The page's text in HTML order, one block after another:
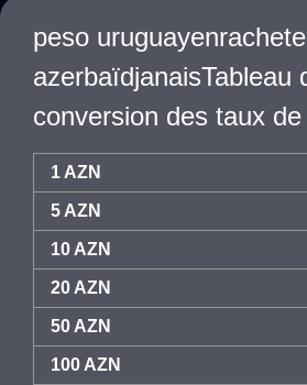
peso
azerbaïdjanaisTableau
conversion des taux
1 AZN
5 AZN
10 AZN
20 AZN
50 AZN
100 AZN